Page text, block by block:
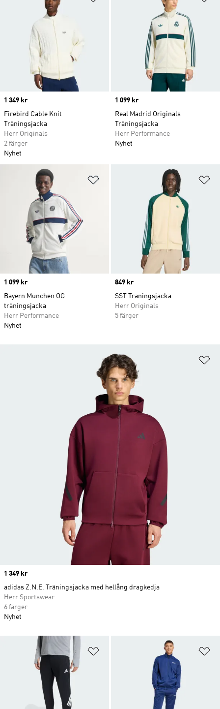
Price
1 349 kr
Firebird Cable Knit
Träningsjacka
Herr Originals
2 färger
Nyhet
Price
1 099 kr
Real Madrid Originals
Träningsjacka
Herr Performance
Nyhet
Lägg till på önskelistan
Price
1 099 kr
Bayern München OG
träningsjacka
Herr Performance
Nyhet
Price
849 kr
SST Träningsjacka
Herr Originals
5 färger
Lägg till på önskelistan
Price
1 349 kr
adidas Z.N.E. Träningsjacka med hellång dragkedja
Herr Sportswear
6 färger
Nyhet